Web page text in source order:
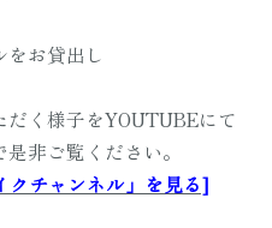
をお貸出し
く様子をYOUTUBEにて
非ご覧ください。
クチャンネル」を見る]